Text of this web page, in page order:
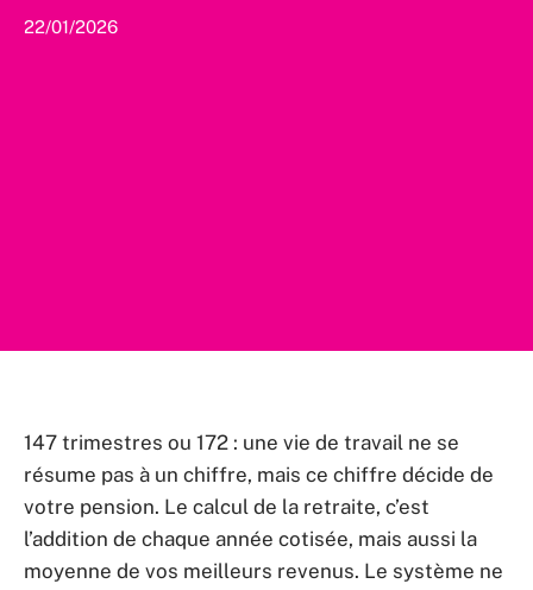
22/01/2026
147 trimestres ou 172 : une vie de travail ne se
résume pas à un chiffre, mais ce chiffre décide de
votre pension. Le calcul de la retraite, c’est
l’addition de chaque année cotisée, mais aussi la
moyenne de vos meilleurs revenus. Le système ne